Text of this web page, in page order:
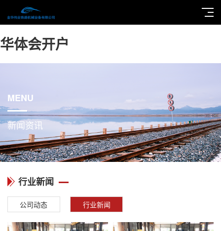
华体会开户
MENU
新闻资讯
行业新闻
公司动态 行业新闻